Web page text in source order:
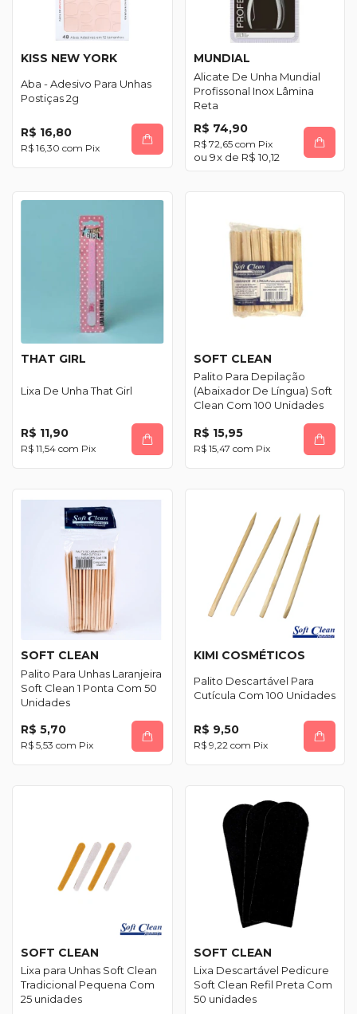
KISS NEW YORK
Aba - Adesivo Para Unhas
Postiças 2g
R$ 16,80
R$ 16,30 com Pix
MUNDIAL
Alicate De Unha Mundial
Profissonal Inox Lâmina
Reta
R$ 74,90
R$ 72,65 com Pix
9x de R$ 10,12
THAT GIRL
Lixa De Unha That Girl
R$ 11,90
R$ 11,54 com Pix
SOFT CLEAN
Palito Para Depilação
(Abaixador De Língua) Soft
Clean Com 100 Unidades
R$ 15,95
R$ 15,47 com Pix
SOFT CLEAN
Palito Para Unhas Laranjeira
Soft Clean 1 Ponta Com 50
Unidades
R$ 5,70
R$ 5,53 com Pix
KIMI COSMÉTICOS
Palito Descartável Para
Cutícula Com 100 Unidades
R$ 9,50
R$ 9,22 com Pix
SOFT CLEAN
Lixa para Unhas Soft Clean
Tradicional Pequena Com
25 unidades
SOFT CLEAN
Lixa Descartável Pedicure
Soft Clean Refil Preta Com
50 unidades